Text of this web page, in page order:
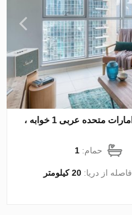
آپارتمان در Al Warsan، Dubai ، امارات متحده عربی 1 خوابه ،
حمام:1
فاصله از دریا:20 کیلومتر